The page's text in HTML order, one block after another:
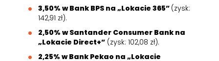
3,50% w Bank BPS na „Lokacie 365” (zysk:
142,91 zł).
2,50% w Santander Consumer Bank na
„Lokacie Direct+” (zysk: 102,08 zł).
2,25% w Bank Pekao na „Lokacie